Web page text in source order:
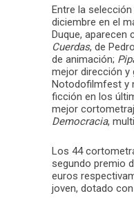
Entre la
diciembre en el
Duque,
Cuerdas, de
de animación;
mejor dirección y
Notodofilmfest y
ficción en los
mejor
Democracia,
Los 44
segundo premio
euros
joven, dotado